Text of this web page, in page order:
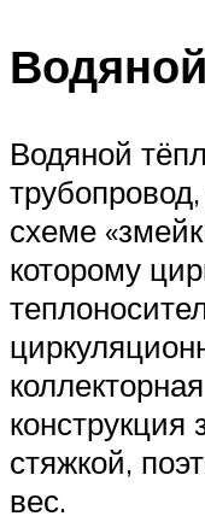
Водяной
схеме
которому
конструкция
стяжкой,
вес.